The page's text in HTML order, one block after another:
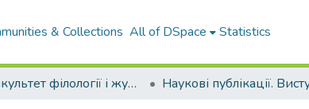
& Collections All of DSpace Statistics
Факультет філології і журналістики ім. М. Стельмаха